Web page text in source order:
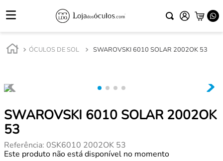
ÓCULOS DE SOL SWAROVSKI 6010 SOLAR 2002OK 53
SWAROVSKI 6010 SOLAR 2002OK
53
Referência: 0SK6010 2002OK 53
Este produto não está disponível no momento